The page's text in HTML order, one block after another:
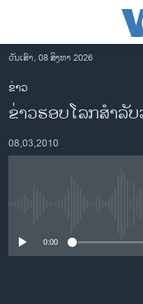
ເຂົ້າ
ຫາ
ຂ້າມ
ຂ້າມ
ໄປ
ລາວ
ອາເມຣິກາ
ການເລືອກຕັ້ງ ປະທານາທີບໍດີ ສ
ອິດສະຫຼະພາບດ້ານການຂ່າວ
ວັນເສົາ, 08 ສິງຫາ 2026
ຂ່າວ
ຂ່າວຮອບໂລກສຳລັ
08,03,2010
0:00